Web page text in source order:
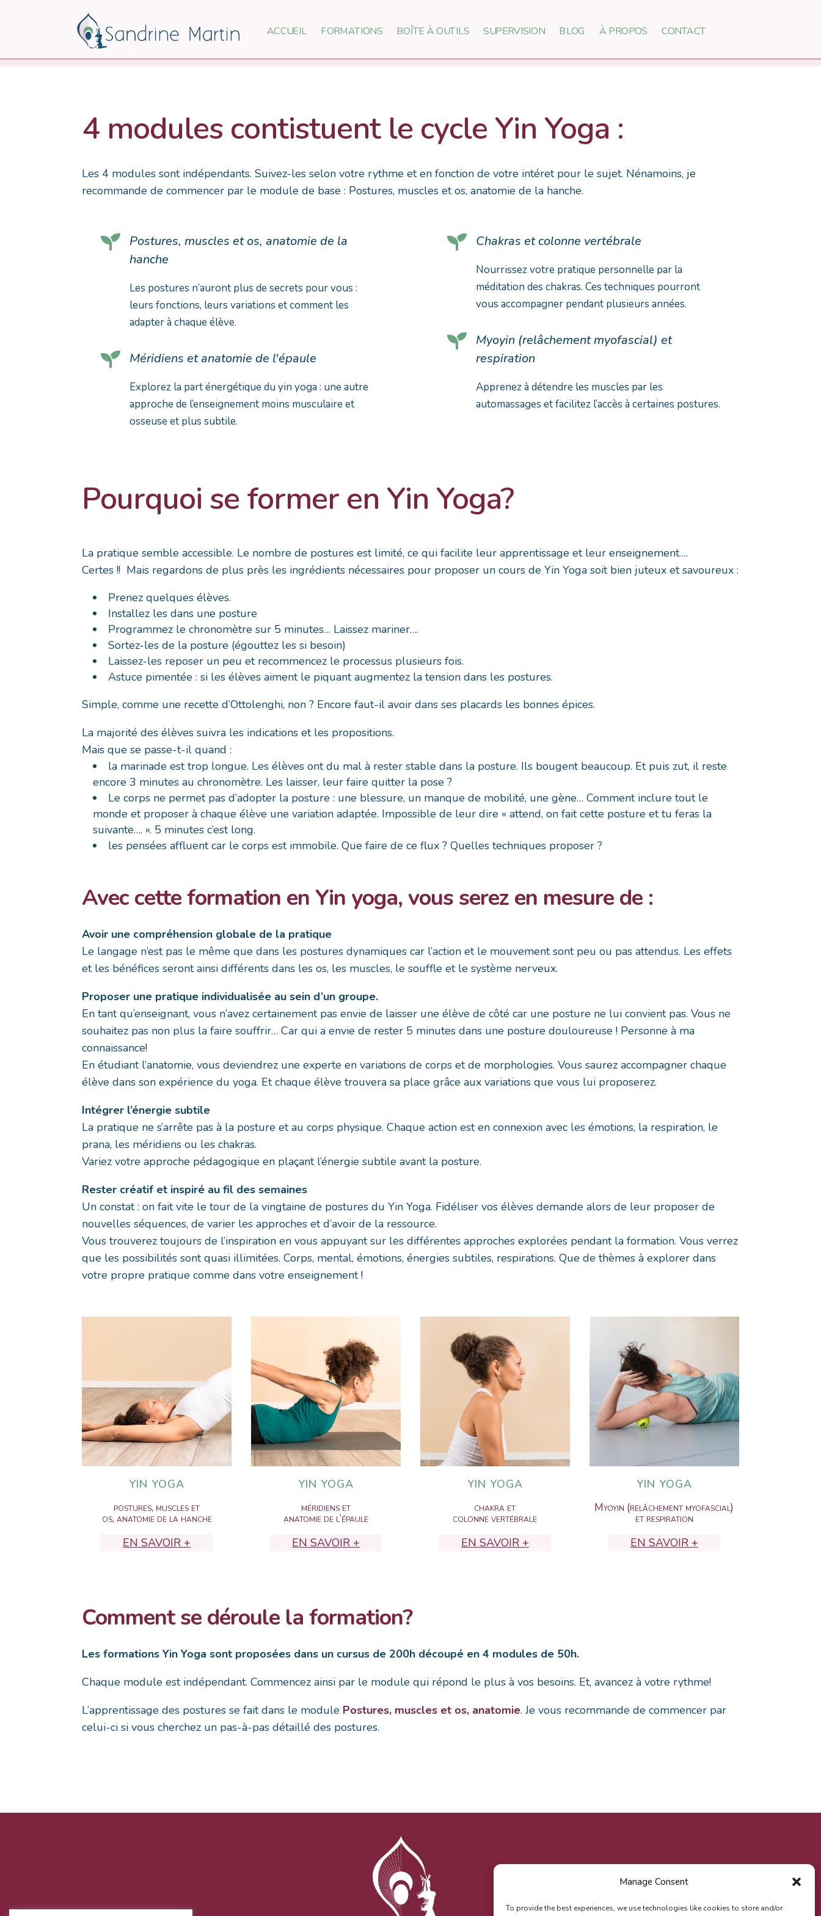
Manage Consent
To provide the best experiences, we use technologies like cookies to store and/or
ACCUEIL FORMATIONS BOÎTE À OUTILS SUPERVISION BLOG À PROPOS CONTACT
4 modules contistuent le cycle Yin Yoga :
Les 4 modules sont indépendants. Suivez-les selon votre rythme et en fonction de votre intéret pour le sujet. Nénamoins, je
recommande de commencer par le module de base : Postures, muscles et os, anatomie de la hanche.
 Postures, muscles et os, anatomie de la
hanche
Les postures n’auront plus de secrets pour vous :
leurs fonctions, leurs variations et comment les
adapter à chaque élève.
 Méridiens et anatomie de l'épaule
Explorez la part énergétique du yin yoga : une autre
approche de l’enseignement moins musculaire et
osseuse et plus subtile.
 Chakras et colonne vertébrale
Nourrissez votre pratique personnelle par la
méditation des chakras. Ces techniques pourront
vous accompagner pendant plusieurs années.
 Myoyin (relâchement myofascial) et
respiration
Apprenez à détendre les muscles par les
automassages et facilitez l’accès à certaines postures.
Pourquoi se former en Yin Yoga?
La pratique semble accessible. Le nombre de postures est limité, ce qui facilite leur apprentissage et leur enseignement….
Certes !! Mais regardons de plus près les ingrédients nécessaires pour proposer un cours de Yin Yoga soit bien juteux et savoureux :
Prenez quelques élèves.
Installez les dans une posture
Programmez le chronomètre sur 5 minutes… Laissez mariner….
Sortez-les de la posture (égouttez les si besoin)
Laissez-les reposer un peu et recommencez le processus plusieurs fois.
Astuce pimentée : si les élèves aiment le piquant augmentez la tension dans les postures.
Simple, comme une recette d’Ottolenghi, non ? Encore faut-il avoir dans ses placards les bonnes épices.
La majorité des élèves suivra les indications et les propositions.
Mais que se passe-t-il quand :
la marinade est trop longue. Les élèves ont du mal à rester stable dans la posture. Ils bougent beaucoup. Et puis zut, il reste
encore 3 minutes au chronomètre. Les laisser, leur faire quitter la pose ?
Le corps ne permet pas d’adopter la posture : une blessure, un manque de mobilité, une gène… Comment inclure tout le
monde et proposer à chaque élève une variation adaptée. Impossible de leur dire « attend, on fait cette posture et tu feras la
suivante…. ». 5 minutes c’est long.
les pensées affluent car le corps est immobile. Que faire de ce flux ? Quelles techniques proposer ?
Avec cette formation en Yin yoga, vous serez en mesure de :
Avoir une compréhension globale de la pratique
Le langage n’est pas le même que dans les postures dynamiques car l’action et le mouvement sont peu ou pas attendus. Les effets
et les bénéfices seront ainsi différents dans les os, les muscles, le souffle et le système nerveux.
Proposer une pratique individualisée au sein d’un groupe.
En tant qu’enseignant, vous n’avez certainement pas envie de laisser une élève de côté car une posture ne lui convient pas. Vous ne
souhaitez pas non plus la faire souffrir… Car qui a envie de rester 5 minutes dans une posture douloureuse ! Personne à ma
connaissance!
En étudiant l’anatomie, vous deviendrez une experte en variations de corps et de morphologies. Vous saurez accompagner chaque
élève dans son expérience du yoga. Et chaque élève trouvera sa place grâce aux variations que vous lui proposerez.
Intégrer l’énergie subtile
La pratique ne s’arrête pas à la posture et au corps physique. Chaque action est en connexion avec les émotions, la respiration, le
prana, les méridiens ou les chakras.
Variez votre approche pédagogique en plaçant l’énergie subtile avant la posture.
Rester créatif et inspiré au fil des semaines
Un constat : on fait vite le tour de la vingtaine de postures du Yin Yoga. Fidéliser vos élèves demande alors de leur proposer de
nouvelles séquences, de varier les approches et d’avoir de la ressource.
Vous trouverez toujours de l’inspiration en vous appuyant sur les différentes approches explorées pendant la formation. Vous verrez
que les possibilités sont quasi illimitées. Corps, mental, émotions, énergies subtiles, respirations. Que de thèmes à explorer dans
votre propre pratique comme dans votre enseignement !
YIN YOGA
postures, muscles et
os, anatomie de la hanche
EN SAVOIR +
YIN YOGA
méridiens et
anatomie de l’épaule
EN SAVOIR +
YIN YOGA
chakra et
colonne vertébrale
EN SAVOIR +
YIN YOGA
Myoyin (relâchement myofascial)
et respiration
EN SAVOIR +
Comment se déroule la formation?
Les formations Yin Yoga sont proposées dans un cursus de 200h découpé en 4 modules de 50h.
Chaque module est indépendant. Commencez ainsi par le module qui répond le plus à vos besoins. Et, avancez à votre rythme!
L’apprentissage des postures se fait dans le module Postures, muscles et os, anatomie. Je vous recommande de commencer par
celui-ci si vous cherchez un pas-à-pas détaillé des postures.